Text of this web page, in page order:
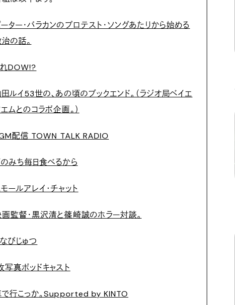
ター・バラカンのプロテスト・ソングあたりから始める
の話。
DOW!?
ルイ53世の、あの頃のブックエンド。（ラジオ局ベイエ
ムとのコラボ企画。）
配信 TOWN TALK RADIO
みち毎日食べるから
ールアレイ・チャット
監督・黒沢清と篠崎誠のホラー対談。
びじゅつ
写真ポッドキャスト
行こっか。Supported by KINTO